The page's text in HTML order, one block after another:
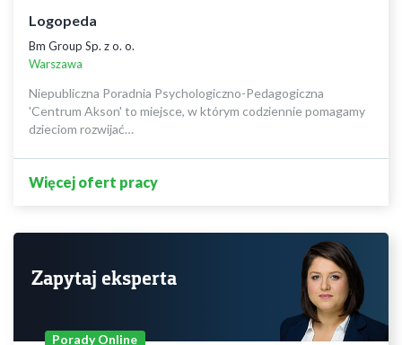
Logopeda
Bm Group Sp. z o. o.
Warszawa
Niepubliczna Poradnia Psychologiczno-Pedagogiczna
'Centrum Akson' to miejsce, w którym codziennie pomagamy
dzieciom rozwijać…
Więcej ofert pracy
Zapytaj eksperta
Porady Online